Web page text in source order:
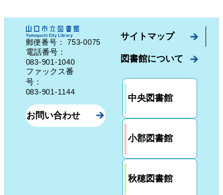
郵便番号：753-0075 山口県山口市中園町７番７号
電話番号：
083-901-1040
ファックス番
号：
083-901-1144
お問い合わせ
サイトマップ
図書館について
中央図書館
小郡図書館
秋穂図書館